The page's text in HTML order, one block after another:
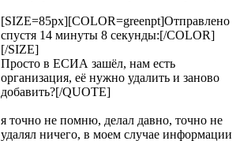
[SIZE=85px][COLOR=greenpt]Отправлено
спустя 14 минуты 8 секунды:[/COLOR]
[/SIZE]
Просто в ЕСИА зашёл, нам есть
организация, её нужно удалить и заново
добавить?[/QUOTE]
я точно не помню, делал давно, точно не
удалял ничего, в моем случае информации